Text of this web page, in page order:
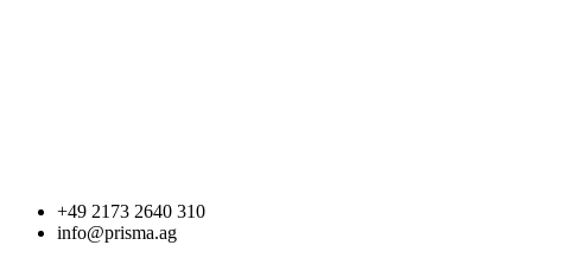
+49 2173 2640 310
info@prisma.ag